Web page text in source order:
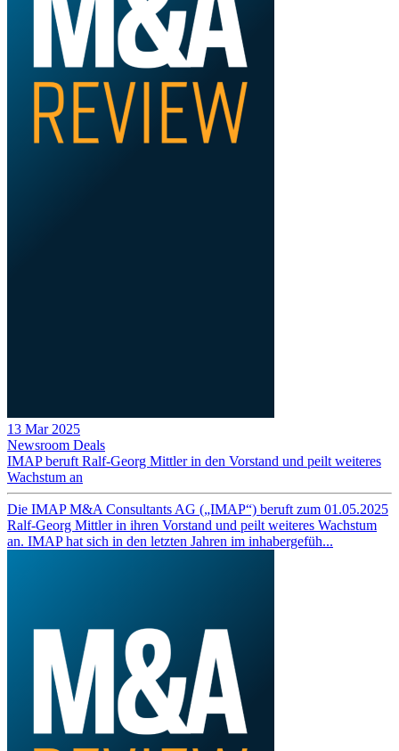
13 Mar 2025
Newsroom Deals
IMAP beruft Ralf-Georg Mittler in den Vorstand und peilt weiteres
Wachstum an
Die IMAP M&A Consultants AG („IMAP“) beruft zum 01.05.2025
Ralf-Georg Mittler in ihren Vorstand und peilt weiteres Wachstum
an. IMAP hat sich in den letzten Jahren im inhabergefüh...